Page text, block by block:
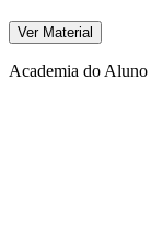
Ver Material
Academia do Aluno